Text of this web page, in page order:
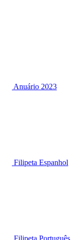
Anuário 2023
Filipeta Espanhol
Filipeta Português